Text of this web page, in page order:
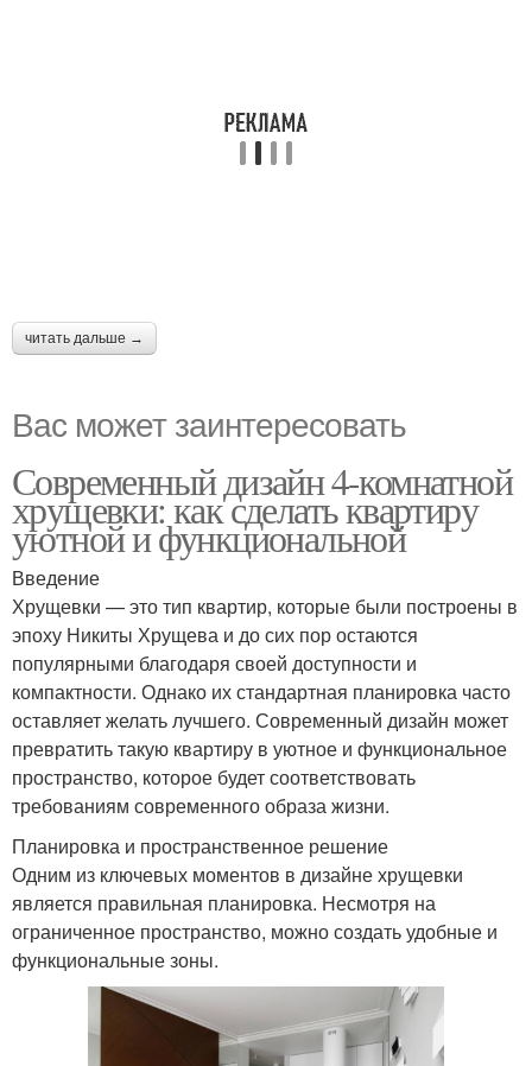
читать дальше →
Вас может заинтересовать
Современный дизайн 4-комнатной
хрущевки: как сделать квартиру
уютной и функциональной
Введение
Хрущевки — это тип квартир, которые были построены в
эпоху Никиты Хрущева и до сих пор остаются
популярными благодаря своей доступности и
компактности. Однако их стандартная планировка часто
оставляет желать лучшего. Современный дизайн может
превратить такую квартиру в уютное и функциональное
пространство, которое будет соответствовать
требованиям современного образа жизни.
Планировка и пространственное решение
Одним из ключевых моментов в дизайне хрущевки
является правильная планировка. Несмотря на
ограниченное пространство, можно создать удобные и
функциональные зоны.